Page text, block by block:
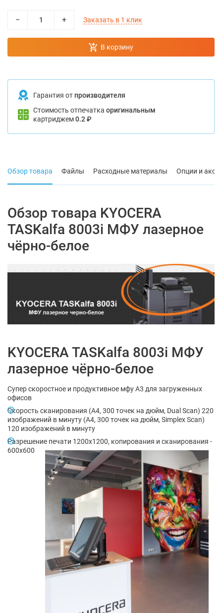
− + Заказать в 1 клик
В корзину
Гарантия от производителя
Стоимость отпечатка оригинальным
картриджем0.2 ₽
Обзор товара Файлы Расходные материалы Опции и
Обзор товара KYOCERA
TASKalfa 8003i МФУ лазерное
чёрно-белое
KYOCERA TASKalfa 8003i МФУ
лазерное чёрно-белое
Супер скоростное и продуктивное мфу А3 для загруженных
офисов
Скорость сканирования (A4, 300 точек на дюйм, Dual Scan) 220
изображений в минуту (A4, 300 точек на дюйм, Simplex Scan)
120 изображений в минуту
Разрешение печати 1200х1200, копирования и сканирования -
600х600